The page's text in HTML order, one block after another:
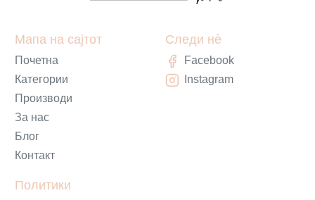
Мапа на сајтот
Почетна
Категории
Производи
За нас
Блог
Контакт
Политики
Следи нè
Facebook
Instagram